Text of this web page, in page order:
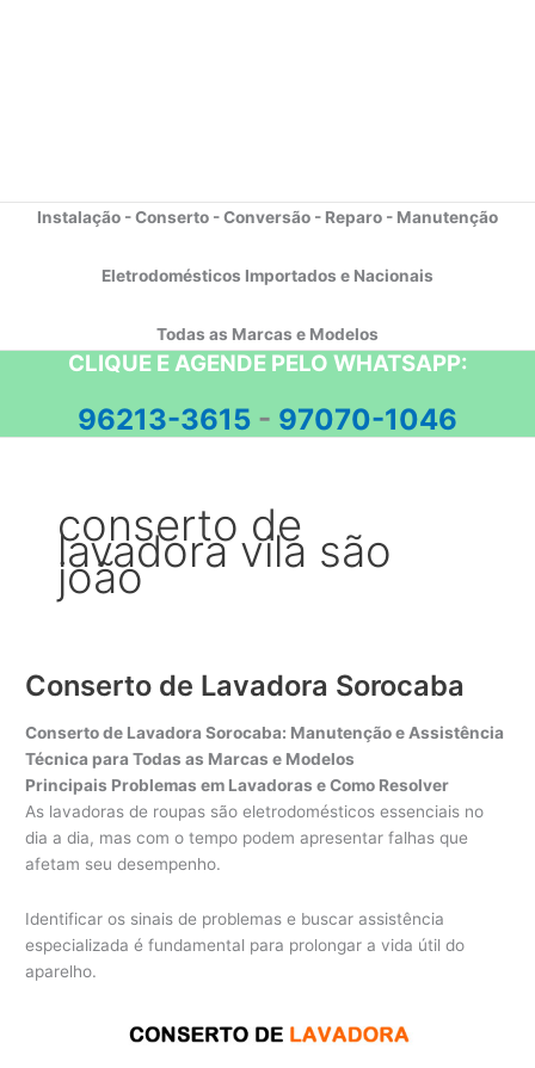
Instalação - Conserto - Conversão - Reparo - Manutenção
Eletrodomésticos Importados e Nacionais
Todas as Marcas e Modelos
CLIQUE E AGENDE PELO WHATSAPP:
96213-3615 - 97070-1046
conserto de
lavadora vila são
joão
Conserto de Lavadora Sorocaba
Conserto de Lavadora Sorocaba: Manutenção e Assistência
Técnica para Todas as Marcas e Modelos
Principais Problemas em Lavadoras e Como Resolver
As lavadoras de roupas são eletrodomésticos essenciais no
dia a dia, mas com o tempo podem apresentar falhas que
afetam seu desempenho.
Identificar os sinais de problemas e buscar assistência
especializada é fundamental para prolongar a vida útil do
aparelho.